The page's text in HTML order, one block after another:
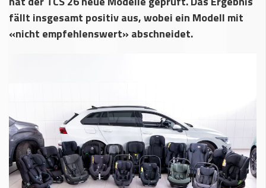
fällt insgesamt positiv aus, wobei ein Modell mit
«nicht empfehlenswert» abschneidet.